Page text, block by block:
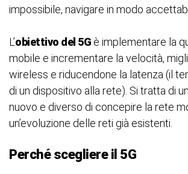
impossibile, navigare in modo
L’obiettivo del 5G è implementare la
mobile e incrementare la velocità,
wireless e riducendone la latenza (il
di un dispositivo alla rete). Si tratta di
nuovo e diverso di concepire la rete
un’evoluzione delle reti già esistenti.
Perché scegliere il 5G